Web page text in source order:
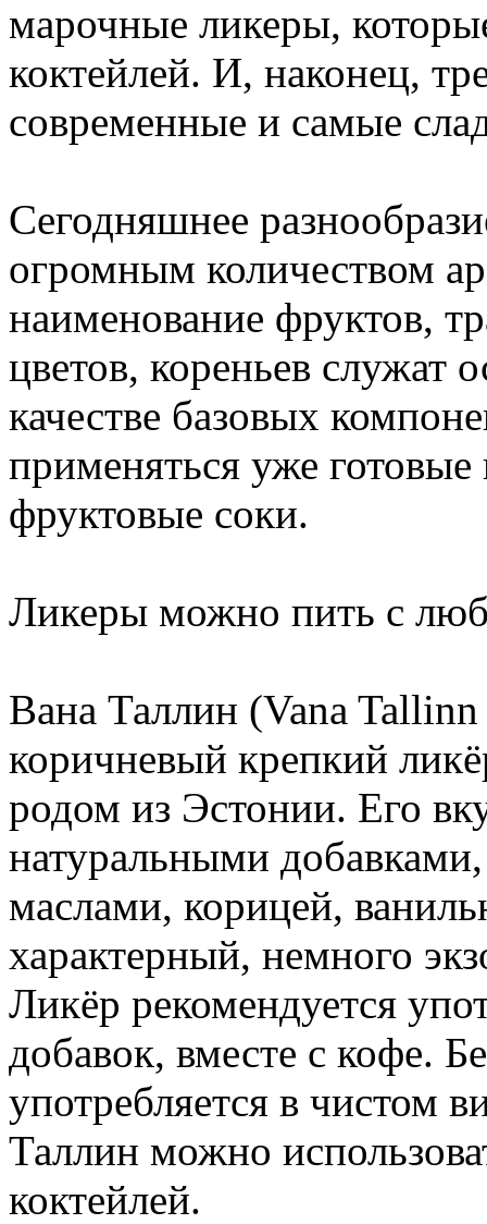
марочные ликеры,
коктейлей. И, наконец,
современные и самые
Сегодняшнее
огромным количеством
наименование фруктов,
цветов, кореньев служат
качестве базовых
применяться уже
фруктовые соки.
Ликеры можно пить с
Вана Таллин (Vana
коричневый крепкий
родом из Эстонии. Его
натуральными
маслами, корицей,
характерный, немного
Ликёр рекомендуется
добавок, вместе с кофе.
употребляется в чистом
Таллин можно
коктейлей.